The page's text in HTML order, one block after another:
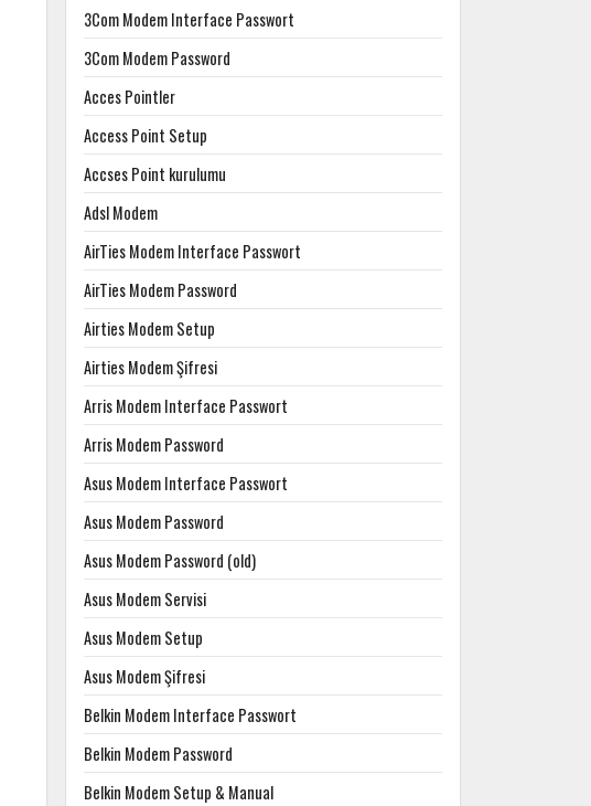
3Com Modem Interface Passwort
3Com Modem Password
Acces Pointler
Access Point Setup
Accses Point kurulumu
Adsl Modem
AirTies Modem Interface Passwort
AirTies Modem Password
Airties Modem Setup
Airties Modem Şifresi
Arris Modem Interface Passwort
Arris Modem Password
Asus Modem Interface Passwort
Asus Modem Password
Asus Modem Password (old)
Asus Modem Servisi
Asus Modem Setup
Asus Modem Şifresi
Belkin Modem Interface Passwort
Belkin Modem Password
Belkin Modem Setup & Manual